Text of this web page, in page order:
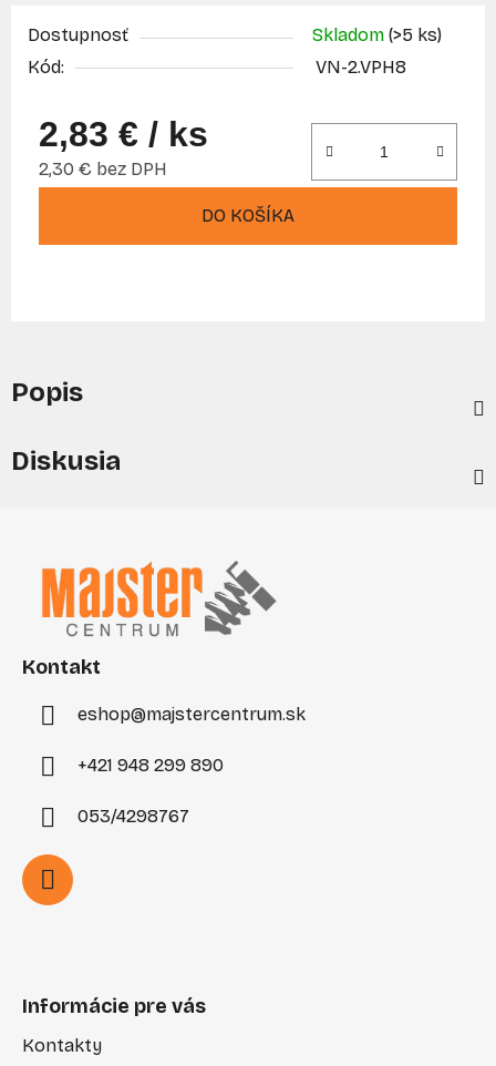
Dostupnosť Skladom (>5 ks)
Kód:
VN-2.VPH8
2,83 € / ks
2,30 € bez DPH
DO KOŠÍKA
Popis
Diskusia
Kontakt
eshop@majstercentrum.sk
+421 948 299 890
053/4298767
Informácie pre vás
Kontakty